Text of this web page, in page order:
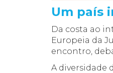
Um país
Da costa ao
Europeia da
encontro,
A diversidade